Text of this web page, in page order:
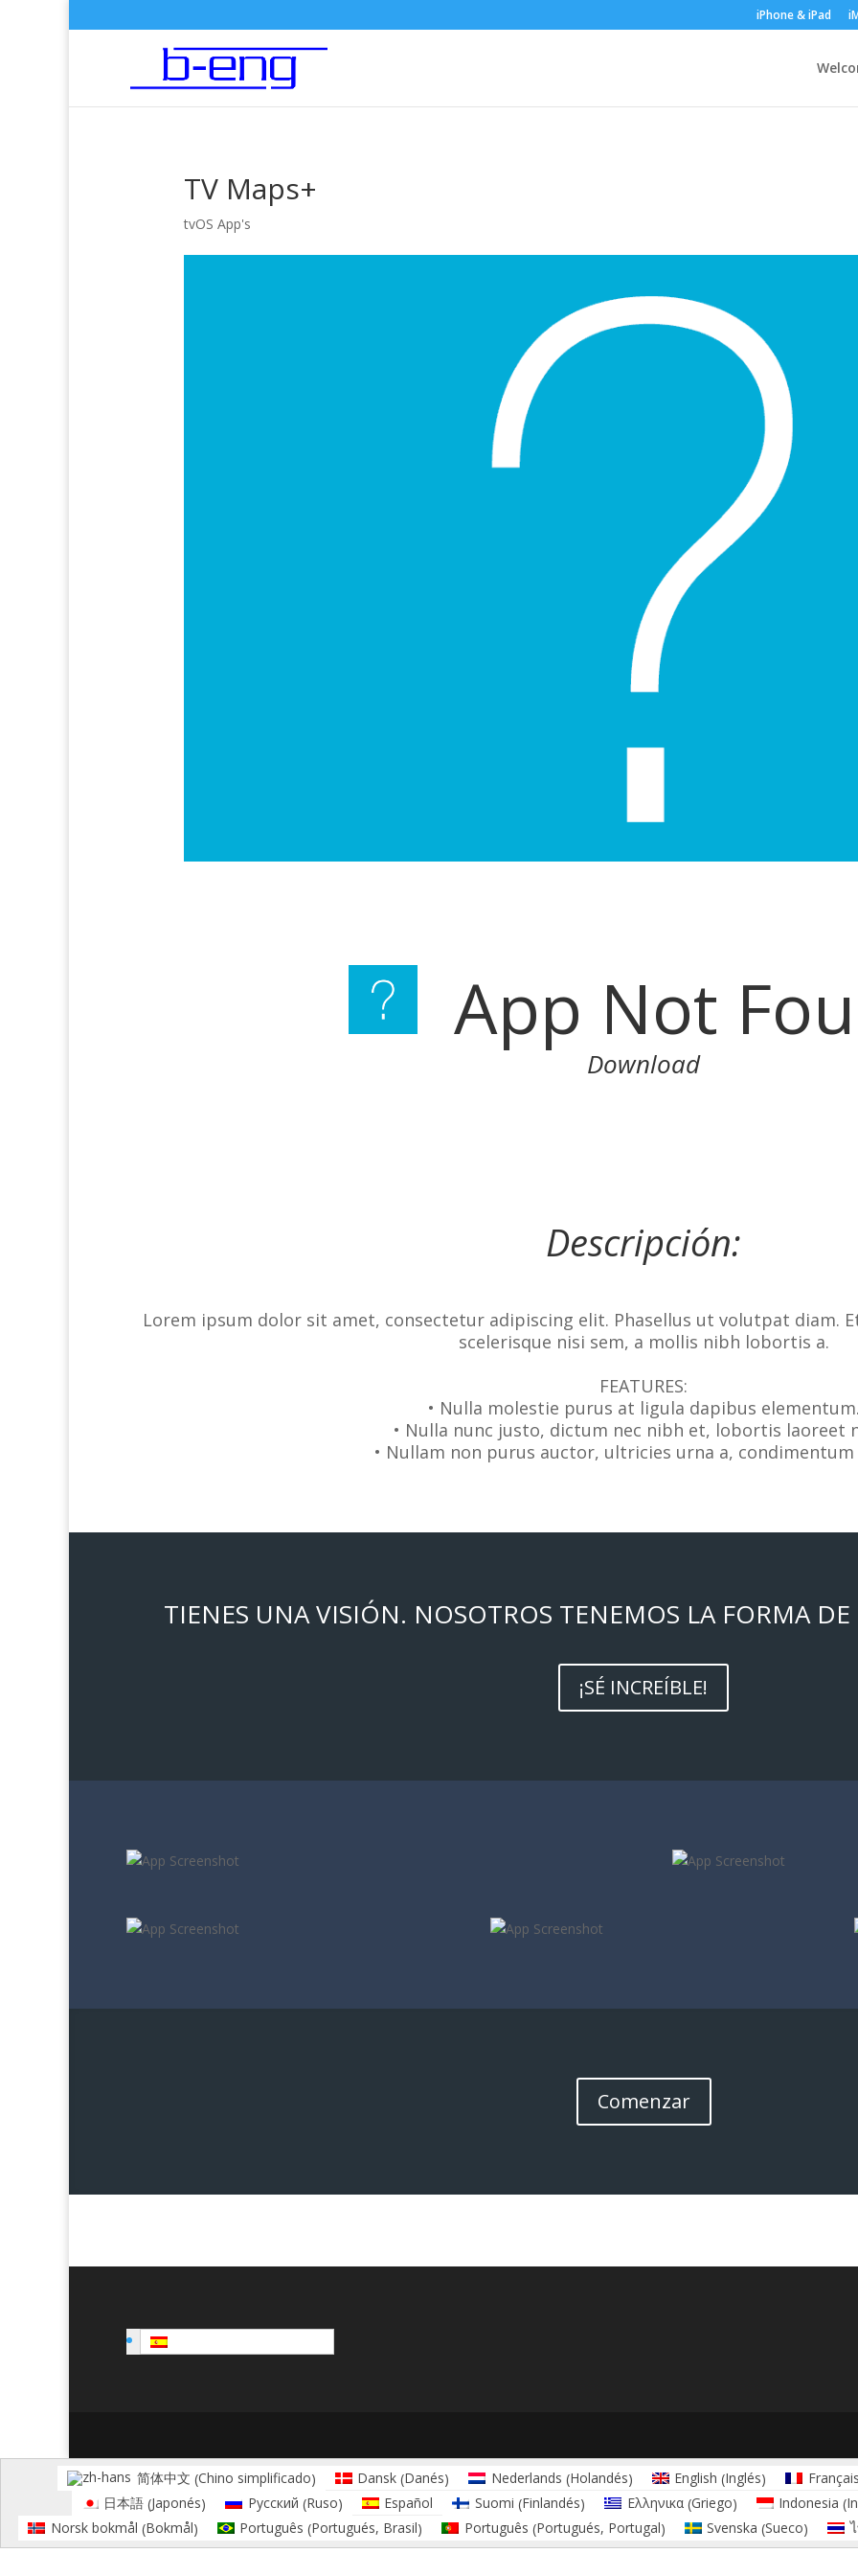
iPhone & iPad
TV Maps+
tvOS App's
App Not
Download
Descripción:
Lorem ipsum dolor sit amet, consectetur adipiscing elit. Phasellus ut volutpat diam.
scelerisque nisi sem, a mollis nibh lobortis a.
FEATURES:
• Nulla molestie purus at ligula dapibus
• Nulla nunc justo, dictum nec nibh et, lobortis laoreet
• Nullam non purus auctor, ultricies urna a,
TIENES UNA VISIÓN. NOSOTROS TENEMOS LA FORMA DE
¡SÉ INCREÍBLE!
Comenzar
简体中文 (Chino simplificado) Dansk (Danés) Nederlands (Holandés) English (Inglés)
日本語 (Japonés) Русский (Ruso) Español Suomi (Finlandés) Ελληνικα(Griego) Indonesia (
Norsk bokmål (Bokmål) Português (Portugués, Brasil) Português (Portugués, Portugal) Svenska (Sueco)